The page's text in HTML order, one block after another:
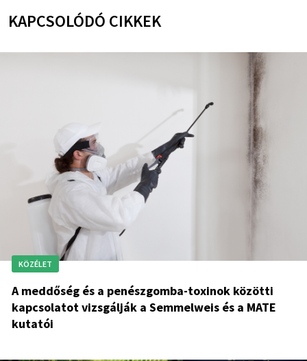
KAPCSOLÓDÓ CIKKEK
KÖZÉLET
A meddőség és a penészgomba-toxinok közötti
kapcsolatot vizsgálják a Semmelweis és a MATE
kutatói